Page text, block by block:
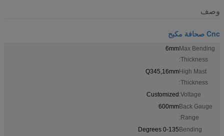
وصف
Cnc صحافة مكبح
Max Bending
Thickness:
6mm
High Mast
Thickness:
Q345,16mm
Voltage:
Customized
Back Gauge
Range:
600mm
Bending
0-135 Degrees